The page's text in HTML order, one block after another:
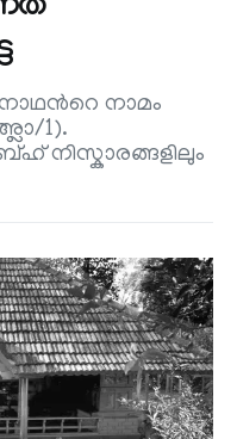
നാമം
1).
നിസ്കാരങ്ങളിലും